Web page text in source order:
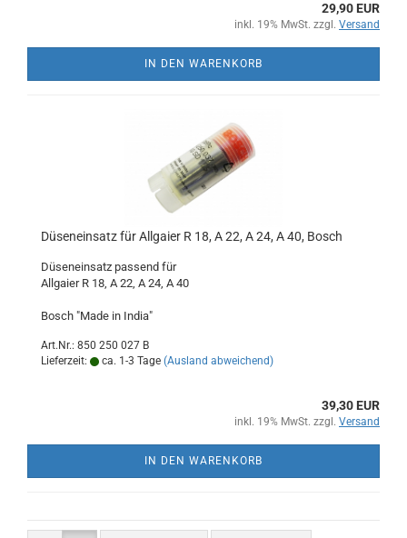
29,90 EUR
inkl. 19% MwSt. zzgl. Versand
IN DEN WARENKORB
Düseneinsatz für Allgaier R 18, A 22, A 24, A 40, Bosch
Düseneinsatz passend für
Allgaier R 18, A 22, A 24, A 40
Bosch "Made in India"
Art.Nr.: 850 250 027 B
Lieferzeit:
ca. 1-3 Tage (Ausland abweichend)
39,30 EUR
inkl. 19% MwSt. zzgl. Versand
IN DEN WARENKORB